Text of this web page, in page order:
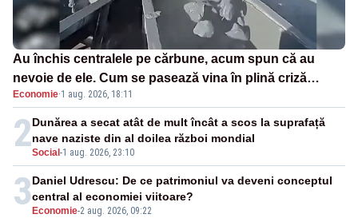
Au închis centralele pe cărbune, acum spun că au
nevoie de ele. Cum se pasează vina în plină criză
energetică
Economie·1 aug. 2026, 18:11
2Social -1 aug. 2026, 23:10
Dunărea a secat atât de mult încât a scos la suprafață
nave naziste din al doilea război mondial
3 Economie-2 aug. 2026, 09:22
Daniel Udrescu: De ce patrimoniul va deveni conceptul
central al economiei viitoare?